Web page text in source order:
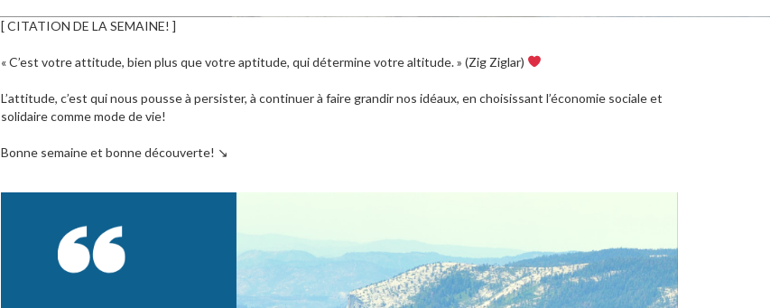
[ CITATION DE LA SEMAINE! ]
« C’est votre attitude, bien plus que votre aptitude, qui détermine votre altitude. » (Zig Ziglar)
L’attitude, c’est qui nous pousse à persister, à continuer à faire grandir nos idéaux, en choisissant l’économie sociale et
solidaire comme mode de vie!
Bonne semaine et bonne découverte! ↘